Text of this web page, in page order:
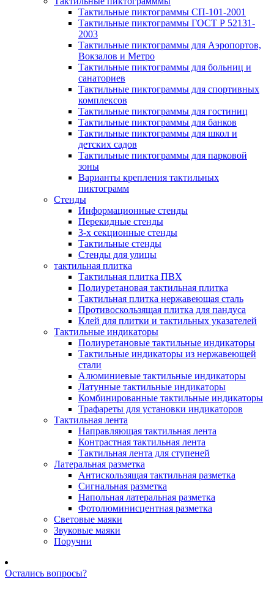
Тактильные пиктограммы СП-101-2001
Тактильные пиктограммы ГОСТ Р 52131-
2003
Тактильные пиктограммы для Аэропортов,
Вокзалов и Метро
Тактильные пиктограммы для больниц и
санаториев
Тактильные пиктограммы для спортивных
комплексов
Тактильные пиктограммы для гостиниц
Тактильные пиктограммы для банков
Тактильные пиктограммы для школ и
детских садов
Тактильные пиктограммы для парковой
зоны
Варианты крепления тактильных
пиктограмм
Стенды
Информационные стенды
Перекидные стенды
3-х секционные стенды
Тактильные стенды
Стенды для улицы
тактильная плитка
Тактильная плитка ПВХ
Полиуретановая тактильная плитка
Тактильная плитка нержавеющая сталь
Противоскользящая плитка для пандуса
Клей для плитки и тактильных указателей
Тактильные индикаторы
Полиуретановые тактильные индикаторы
Тактильные индикаторы из нержавеющей
стали
Алюминиевые тактильные индикаторы
Латунные тактильные индикаторы
Комбинированные тактильные индикаторы
Трафареты для установки индикаторов
Тактильная лента
Направляющая тактильная лента
Контрастная тактильная лента
Тактильная лента для ступеней
Латеральная разметка
Антискользящая тактильная разметка
Сигнальная разметка
Напольная латеральная разметка
Фотолюминисцентная разметка
Световые маяки
Звуковые маяки
Поручни
Остались вопросы?